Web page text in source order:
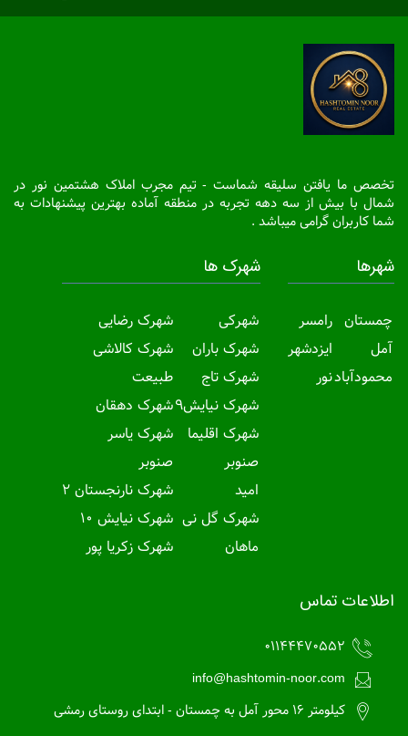
تخصص ما یافتن سلیقه شماست - تیم مجرب املاک هشتمین نور در
شمال با بیش از سه دهه تجربه در منطقه آماده بهترین پیشنهادات به
شما کاربران گرامی میباشد .
شهرها
چمستان
آمل
محمودآباد
رامسر
ایزدشهر
نور
شهرک ها
شهرکی
شهرک باران
شهرک تاج
شهرک نیایش9
شهرک اقلیما
صنوبر
امید
شهرک گل نی
ماهان
شهرک رضایی
شهرک کالاشی
طبیعت
شهرک دهقان
شهرک یاسر
صنوبر
شهرک نارنجستان 2
شهرک نیایش 10
شهرک زکریا پور
اطلاعات تماس
01144470552
info@hashtomin-noor.com
کیلومتر 16 محور آمل به چمستان - ابتدای روستای رمشی